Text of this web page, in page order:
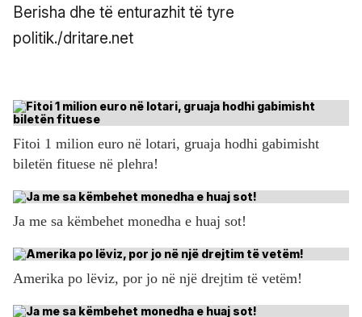
Berisha dhe të enturazhit të tyre
politik./dritare.net
Fitoi 1 milion euro në lotari, gruaja hodhi gabimisht
biletën fituese në plehra!
Ja me sa këmbehet monedha e huaj sot!
Amerika po lëviz, por jo në një drejtim të vetëm!